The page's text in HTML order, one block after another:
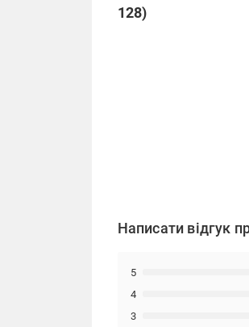
128)
Написати відгук
3
4
5